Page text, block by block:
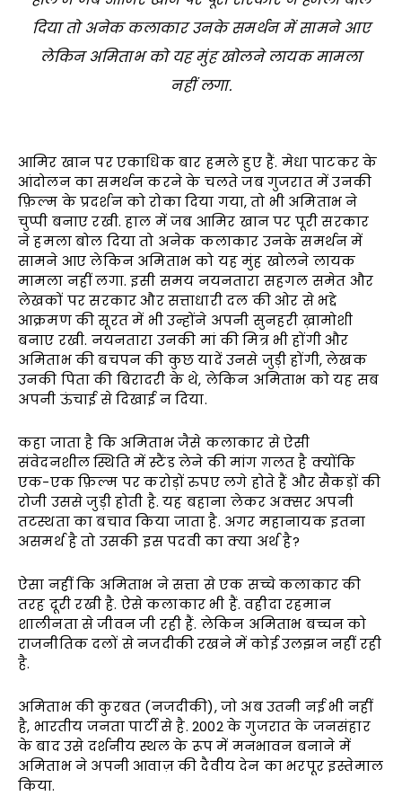
दिया तो अनेक कलाकार उनके समर्थन में सामने आए
लेकिन अमिताभ को यह मुंह खोलने लायक मामला
नहीं लगा.
आमिर खान पर एकाधिक बार हमले हुए हैं. मेधा पाटकर के
आंदोलन का समर्थन करने के चलते जब गुजरात में उनकी
फ़िल्म के प्रदर्शन को रोका दिया गया, तो भी अमिताभ ने
चुप्पी बनाए रखी. हाल में जब आमिर खान पर पूरी सरकार
ने हमला बोल दिया तो अनेक कलाकार उनके समर्थन में
सामने आए लेकिन अमिताभ को यह मुंह खोलने लायक
मामला नहीं लगा. इसी समय नयनतारा सहगल समेत और
लेखकों पर सरकार और सत्ताधारी दल की ओर से भद्दे
आक्रमण की सूरत में भी उन्होंने अपनी सुनहरी ख़ामोशी
बनाए रखी. नयनतारा उनकी मां की मित्र भी होंगी और
अमिताभ की बचपन की कुछ यादें उनसे जुड़ी होंगी, लेखक
उनकी पिता की बिरादरी के थे, लेकिन अमिताभ को यह सब
अपनी ऊंचाई से दिखाई न दिया.
कहा जाता है कि अमिताभ जैसे कलाकार से ऐसी
संवेदनशील स्थिति में स्टैंड लेने की मांग ग़लत है क्योंकि
एक-एक फ़िल्म पर करोड़ों रुपए लगे होते हैं और सैकड़ों की
रोजी उससे जुड़ी होती है. यह बहाना लेकर अक्सर अपनी
तटस्थता का बचाव किया जाता है. अगर महानायक इतना
असमर्थ है तो उसकी इस पदवी का क्या अर्थ है?
ऐसा नहीं कि अमिताभ ने सत्ता से एक सच्चे कलाकार की
तरह दूरी रखी है. ऐसे कलाकार भी हैं. वहीदा रहमान
शालीनता से जीवन जी रही हैं. लेकिन अमिताभ बच्चन को
राजनीतिक दलों से नजदीकी रखने में कोई उलझन नहीं रही
है.
अमिताभ की कुरबत (नजदीकी), जो अब उतनी नई भी नहीं
है, भारतीय जनता पार्टी से है. 2002 के गुजरात के जनसंहार
के बाद उसे दर्शनीय स्थल के रूप में मनभावन बनाने में
अमिताभ ने अपनी आवाज़ की दैवीय देन का भरपूर इस्तेमाल
किया.